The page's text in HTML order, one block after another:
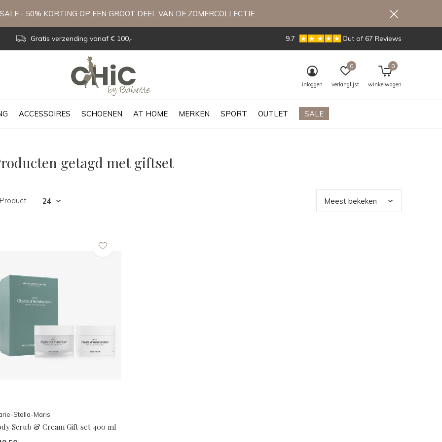
ACCESSOIRES SCHOENEN AT HOME MERKEN SPORT OUTLET SALE
inloggen verlanglijst
0
winkelwagen
0
Gratis verzending vanaf € 100,- 9.7 Out of 67 Reviews
- 50% KORTING OP EEN GROOT DEEL VAN DE ZOMERCOLLECTIE
getagd met giftset
Stella-Maris
Scrub & Cream Gift set 400 ml